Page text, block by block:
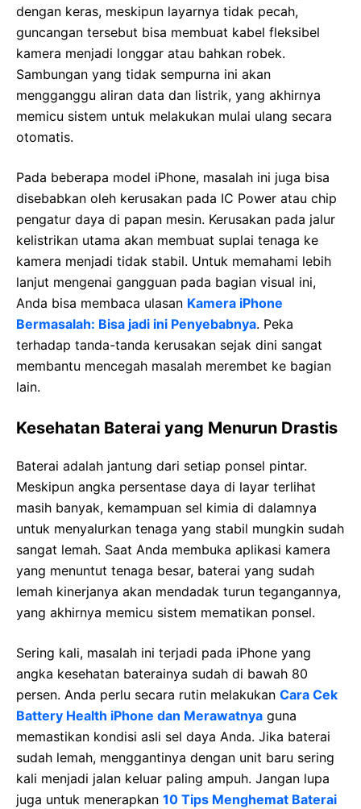
dengan keras, meskipun layarnya tidak pecah,
guncangan tersebut bisa membuat kabel fleksibel
kamera menjadi longgar atau bahkan robek.
Sambungan yang tidak sempurna ini akan
mengganggu aliran data dan listrik, yang akhirnya
memicu sistem untuk melakukan mulai ulang secara
otomatis.
Pada beberapa model iPhone, masalah ini juga bisa
disebabkan oleh kerusakan pada IC Power atau chip
pengatur daya di papan mesin. Kerusakan pada jalur
kelistrikan utama akan membuat suplai tenaga ke
kamera menjadi tidak stabil. Untuk memahami lebih
lanjut mengenai gangguan pada bagian visual ini,
Anda bisa membaca ulasan Kamera iPhone
Bermasalah: Bisa jadi ini Penyebabnya. Peka
terhadap tanda-tanda kerusakan sejak dini sangat
membantu mencegah masalah merembet ke bagian
lain.
Kesehatan Baterai yang Menurun Drastis
Baterai adalah jantung dari setiap ponsel pintar.
Meskipun angka persentase daya di layar terlihat
masih banyak, kemampuan sel kimia di dalamnya
untuk menyalurkan tenaga yang stabil mungkin sudah
sangat lemah. Saat Anda membuka aplikasi kamera
yang menuntut tenaga besar, baterai yang sudah
lemah kinerjanya akan mendadak turun tegangannya,
yang akhirnya memicu sistem mematikan ponsel.
Sering kali, masalah ini terjadi pada iPhone yang
angka kesehatan baterainya sudah di bawah 80
persen. Anda perlu secara rutin melakukan Cara Cek
Battery Health iPhone dan Merawatnya guna
memastikan kondisi asli sel daya Anda. Jika baterai
sudah lemah, menggantinya dengan unit baru sering
kali menjadi jalan keluar paling ampuh. Jangan lupa
juga untuk menerapkan 10 Tips Menghemat Baterai